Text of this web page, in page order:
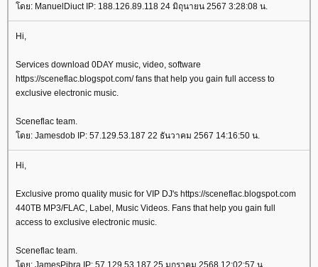
ดย: ManuelDiuct IP: 188.126.89.118 24 มิถุนายน 2567 3:28:08 น.
Hi,
Services download 0DAY music, video, software
https://sceneflac.blogspot.com/ fans that help you gain full access to
exclusive electronic music.
Sceneflac team.
ดย: Jamesdob IP: 57.129.53.187 22 ธันวาคม 2567 14:16:50 น.
Hi,
Exclusive promo quality music for VIP DJ's https://sceneflac.blogspot.com
440TB MP3/FLAC, Label, Music Videos. Fans that help you gain full
access to exclusive electronic music.
Sceneflac team.
ดย: JamesPibra IP: 57.129.53.187 25 มกราคม 2568 12:02:57 น.